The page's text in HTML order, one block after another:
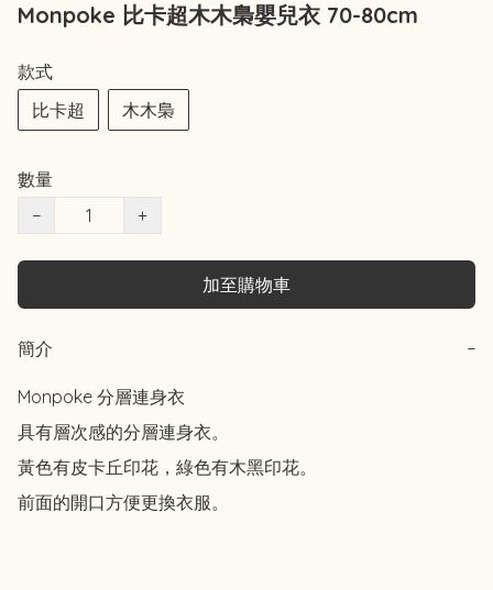
Monpoke 比卡超木木梟嬰兒衣 70-80cm
款式
比卡超
木木梟
數量
−
+
加至購物車
簡介 −
Monpoke 分層連身衣
具有層次感的分層連身衣。
黃色有皮卡丘印花，綠色有木黑印花。
前面的開口方便更換衣服。